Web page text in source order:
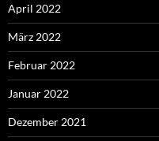
April 2022
März 2022
Februar 2022
Januar 2022
Dezember 2021